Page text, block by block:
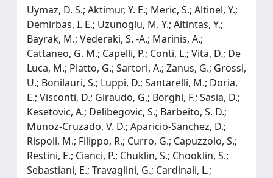
Uymaz, D. S.; Aktimur, Y. E.; Meric, S.; Altinel, Y.;
Demirbas, I. E.; Uzunoglu, M. Y.; Altintas, Y.;
Bayrak, M.; Vederaki, S. -A.; Marinis, A.;
Cattaneo, G. M.; Capelli, P.; Conti, L.; Vita, D.; De
Luca, M.; Piatto, G.; Sartori, A.; Zanus, G.; Grossi,
U.; Bonilauri, S.; Luppi, D.; Santarelli, M.; Doria,
E.; Visconti, D.; Giraudo, G.; Borghi, F.; Sasia, D.;
Kesetovic, A.; Delibegovic, S.; Barbeito, S. D.;
Munoz-Cruzado, V. D.; Aparicio-Sanchez, D.;
Rispoli, M.; Filippo, R.; Curro, G.; Capuzzolo, S.;
Restini, E.; Cianci, P.; Chuklin, S.; Chooklin, S.;
Sebastiani, E.; Travaglini, G.; Cardinali, L.;